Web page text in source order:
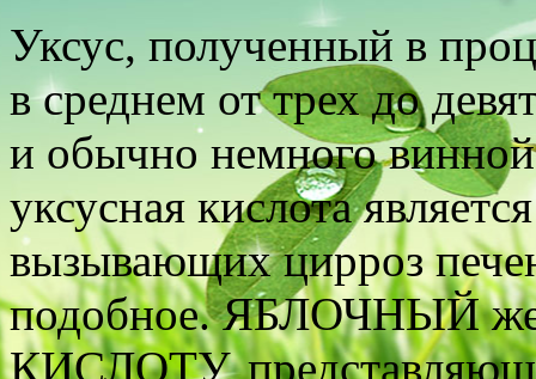
Уксус, полученный в
в среднем от трех до
и обычно немного
уксусная кислота
вызывающих цирроз
подобное. ЯБЛОЧНЫЙ
КИСЛОТУ,